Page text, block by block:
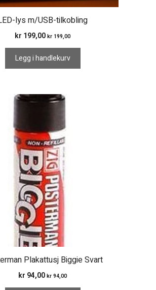
lys m/USB-tilkobling
kr 199,00 kr 199,00
Legg i handlekurv
Plakattusj Biggie Svart
kr 94,00 kr 94,00